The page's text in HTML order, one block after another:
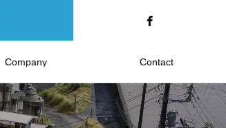
Company
Contact